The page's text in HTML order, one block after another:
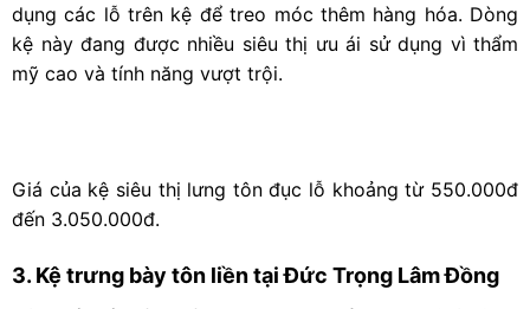
dụng các lỗ trên kệ để treo móc thêm hàng hóa. Dòng
kệ này đang được nhiều siêu thị ưu ái sử dụng vì thẩm
mỹ cao và tính năng vượt trội.
Giá của kệ siêu thị lưng tôn đục lỗ khoảng từ 550.000đ
đến 3.050.000đ.
3. Kệ trưng bày tôn liền tại Đức Trọng Lâm Đồng